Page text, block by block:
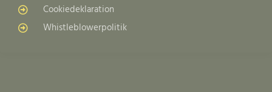
Cookiedeklaration
Whistleblowerpolitik